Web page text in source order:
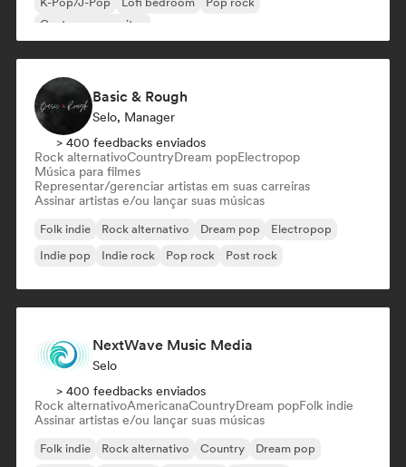
Cantor-compositor
Basic & Rough
Selo, Manager
> 400 feedbacks enviados
Rock alternativoCountryDream popElectropop
Música para filmes
Representar/gerenciar artistas em suas carreiras
Assinar artistas e/ou lançar suas músicas
Folk indie Rock alternativo Dream pop
Electropop
Indie pop
Indie rock Pop rock Post rock
NextWave Music Media
Selo
> 400 feedbacks enviados
Rock alternativoAmericanaCountryDream popFolk indie
Assinar artistas e/ou lançar suas músicas
Folk indie Rock alternativo Country
Dream pop